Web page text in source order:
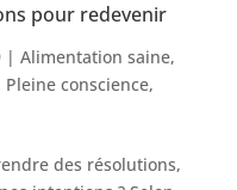
pour redevenir
| Alimentation saine,
Pleine conscience,
des résolutions,